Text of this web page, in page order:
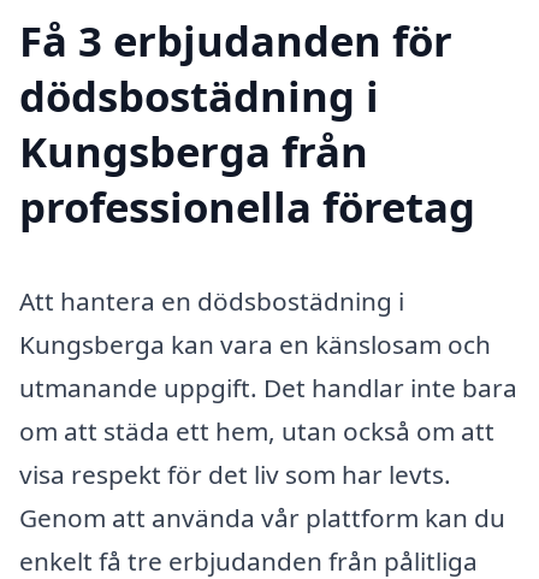
Få 3 erbjudanden för
dödsbostädning i
Kungsberga från
professionella företag
Att hantera en dödsbostädning i
Kungsberga kan vara en känslosam och
utmanande uppgift. Det handlar inte bara
om att städa ett hem, utan också om att
visa respekt för det liv som har levts.
Genom att använda vår plattform kan du
enkelt få tre erbjudanden från pålitliga